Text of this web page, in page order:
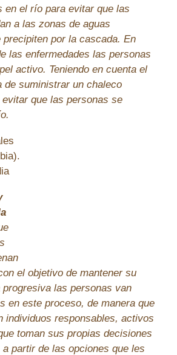
en el río para evitar que las
a las zonas de aguas
por la cascada. En
las enfermedades las personas
activo. Teniendo en cuenta el
suministrar un chaleco
que las personas se
el objetivo de mantener su
las personas van
en este proceso, de manera que
individuos responsables, activos
toman sus propias decisiones
partir de las opciones que les